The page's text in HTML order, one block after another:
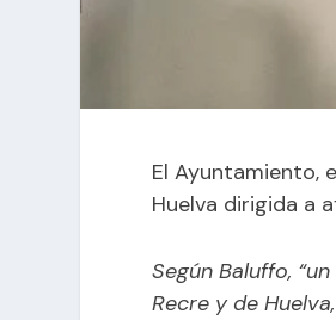
El Ayuntamiento,
Huelva dirigida a
Según Baluffo,
Recre y de